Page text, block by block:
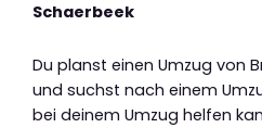
Schaerbeek
Du planst einen Umzug von
und suchst nach einem
bei deinem Umzug helfen